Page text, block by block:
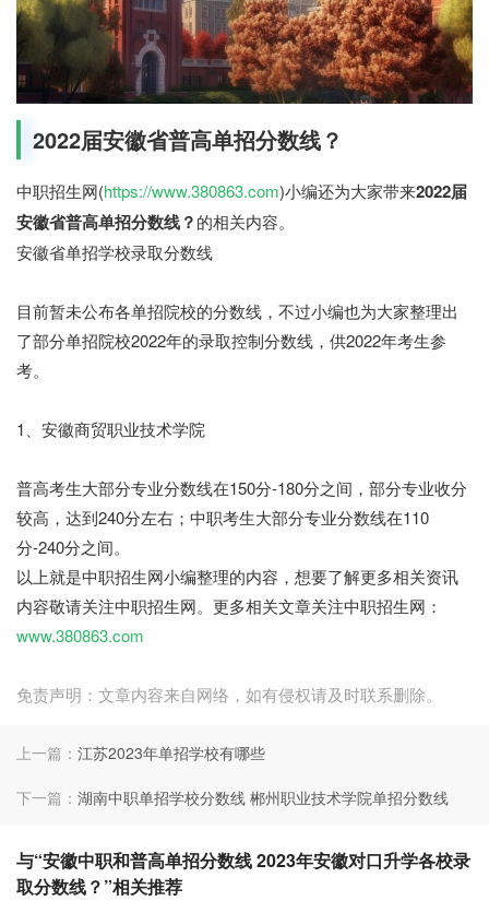
2022届安徽省普高单招分数线？
中职招生网(https://www.380863.com)小编还为大家带来2022届
安徽省普高单招分数线？的相关内容。
安徽省单招学校录取分数线
目前暂未公布各单招院校的分数线，不过小编也为大家整理出
了部分单招院校2022年的录取控制分数线，供2022年考生参
考。
1、安徽商贸职业技术学院
普高考生大部分专业分数线在150分-180分之间，部分专业收分
较高，达到240分左右；中职考生大部分专业分数线在110
分-240分之间。
以上就是中职招生网小编整理的内容，想要了解更多相关资讯
内容敬请关注中职招生网。更多相关文章关注中职招生网：
www.380863.com
免责声明：文章内容来自网络，如有侵权请及时联系删除。
上一篇： 江苏2023年单招学校有哪些
下一篇： 湖南中职单招学校分数线 郴州职业技术学院单招分数线
与“安徽中职和普高单招分数线 2023年安徽对口升学各校录
取分数线？”相关推荐